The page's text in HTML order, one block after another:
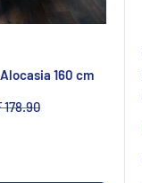
160 cm
178.90